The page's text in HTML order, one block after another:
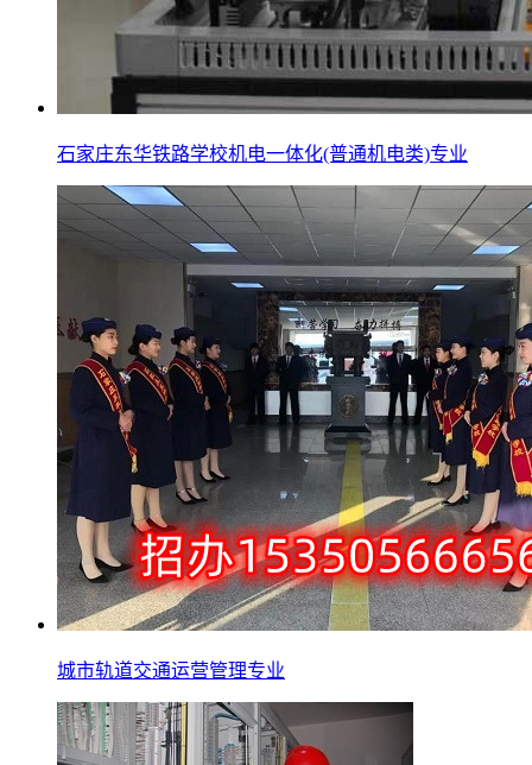
石家庄东华铁路学校机电一体化(普通机电类)专业
城市轨道交通运营管理专业